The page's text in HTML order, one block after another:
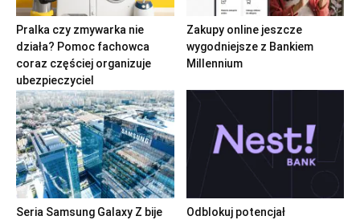
Pralka czy zmywarka nie
działa? Pomoc fachowca
coraz częściej organizuje
ubezpieczyciel
Zakupy online jeszcze
wygodniejsze z Bankiem
Millennium
Seria Samsung Galaxy Z bije
Odblokuj potencjał